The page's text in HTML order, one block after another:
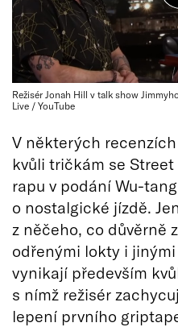
Režisér Jonah Hill v talk show
Live / YouTube
V některých
kvůli tričkám se
rapu v podání Wu-
o nostalgické jízdě.
z něčeho, co důvěrně
odřenými lokty i jinými
vynikají především
s nímž režisér
lepení prvního